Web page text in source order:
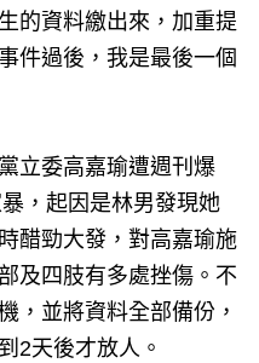
的資料繳出來，加重提
件過後，我是最後一個
立委高嘉瑜遭週刊爆
，起因是林男發現她
醋勁大發，對高嘉瑜施
及四肢有多處挫傷。不
，並將資料全部備份，
2天後才放人。